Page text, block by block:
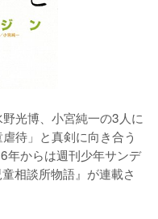
光博、小宮純一の3人に
待」と真剣に向き合う
年からは週刊少年サンデ
相談所物語』が連載さ